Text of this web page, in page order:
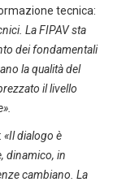
tecnica:
La FIPAV sta
dei fondamentali
la qualità del
il livello
«Il dialogo è
dinamico, in
cambiano. La